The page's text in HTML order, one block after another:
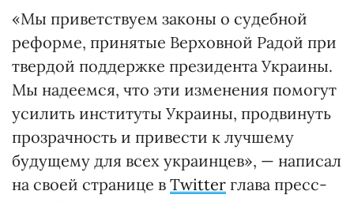
«Мы приветствуем законы о судебной
реформе, принятые Верховной Радой при
твердой поддержке президента Украины.
Мы надеемся, что эти изменения помогут
усилить институты Украины, продвинуть
прозрачность и привести к лучшему
будущему для всех украинцев», — написал
на своей странице в Twitter глава пресс-